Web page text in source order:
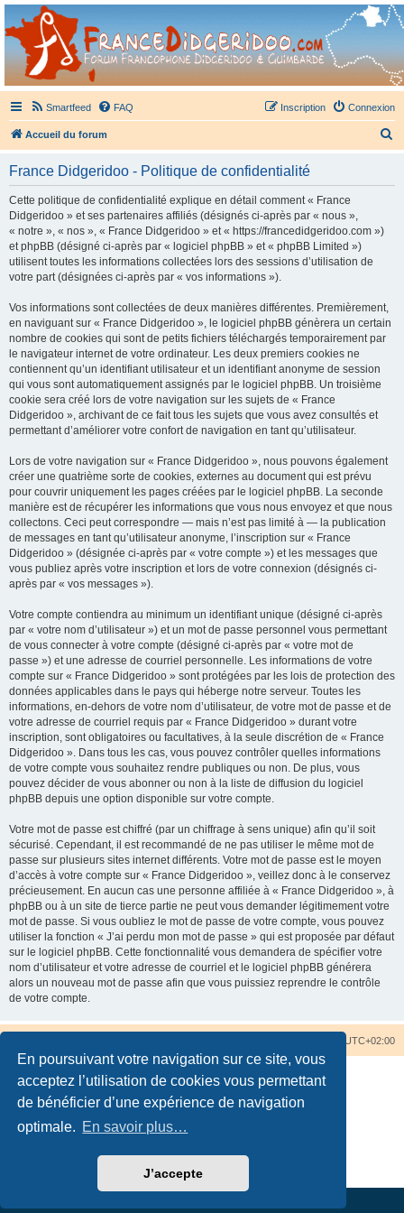
En poursuivant votre navigation sur ce site, vous
acceptez l’utilisation de cookies vous permettant
de bénéficier d’une expérience de navigation
optimale. En savoir plus…
J’accepte
France Didgeridoo
Didgeridoo et Guimbarde sur France Didgeridoo - retrouvez la communauté.
Smartfeed FAQ Connexion
Inscription
Accueil du forum
France Didgeridoo - Politique de confidentialité
Cette politique de confidentialité explique en détail comment « France
Didgeridoo » et ses partenaires affiliés (désignés ci-après par « nous »,
« notre », « nos », « France Didgeridoo » et « https://francedidgeridoo.com »)
et phpBB (désigné ci-après par « logiciel phpBB » et « phpBB Limited »)
utilisent toutes les informations collectées lors des sessions d’utilisation de
votre part (désignées ci-après par « vos informations »).
Vos informations sont collectées de deux manières différentes. Premièrement,
en naviguant sur « France Didgeridoo », le logiciel phpBB génèrera un certain
nombre de cookies qui sont de petits fichiers téléchargés temporairement par
le navigateur internet de votre ordinateur. Les deux premiers cookies ne
contiennent qu’un identifiant utilisateur et un identifiant anonyme de session
qui vous sont automatiquement assignés par le logiciel phpBB. Un troisième
cookie sera créé lors de votre navigation sur les sujets de « France
Didgeridoo », archivant de ce fait tous les sujets que vous avez consultés et
permettant d’améliorer votre confort de navigation en tant qu’utilisateur.
Lors de votre navigation sur « France Didgeridoo », nous pouvons également
créer une quatrième sorte de cookies, externes au document qui est prévu
pour couvrir uniquement les pages créées par le logiciel phpBB. La seconde
manière est de récupérer les informations que vous nous envoyez et que nous
collectons. Ceci peut correspondre — mais n’est pas limité à — la publication
de messages en tant qu’utilisateur anonyme, l’inscription sur « France
Didgeridoo » (désignée ci-après par « votre compte ») et les messages que
vous publiez après votre inscription et lors de votre connexion (désignés ci-
après par « vos messages »).
Votre compte contiendra au minimum un identifiant unique (désigné ci-après
par « votre nom d’utilisateur ») et un mot de passe personnel vous permettant
de vous connecter à votre compte (désigné ci-après par « votre mot de
passe ») et une adresse de courriel personnelle. Les informations de votre
compte sur « France Didgeridoo » sont protégées par les lois de protection des
données applicables dans le pays qui héberge notre serveur. Toutes les
informations, en-dehors de votre nom d’utilisateur, de votre mot de passe et de
votre adresse de courriel requis par « France Didgeridoo » durant votre
inscription, sont obligatoires ou facultatives, à la seule discrétion de « France
Didgeridoo ». Dans tous les cas, vous pouvez contrôler quelles informations
de votre compte vous souhaitez rendre publiques ou non. De plus, vous
pouvez décider de vous abonner ou non à la liste de diffusion du logiciel
phpBB depuis une option disponible sur votre compte.
Votre mot de passe est chiffré (par un chiffrage à sens unique) afin qu’il soit
sécurisé. Cependant, il est recommandé de ne pas utiliser le même mot de
passe sur plusieurs sites internet différents. Votre mot de passe est le moyen
d’accès à votre compte sur « France Didgeridoo », veillez donc à le conservez
précieusement. En aucun cas une personne affiliée à « France Didgeridoo », à
phpBB ou à un site de tierce partie ne peut vous demander légitimement votre
mot de passe. Si vous oubliez le mot de passe de votre compte, vous pouvez
utiliser la fonction « J’ai perdu mon mot de passe » qui est proposée par défaut
sur le logiciel phpBB. Cette fonctionnalité vous demandera de spécifier votre
nom d’utilisateur et votre adresse de courriel et le logiciel phpBB générera
alors un nouveau mot de passe afin que vous puissiez reprendre le contrôle
de votre compte.
UTC+02:00
Traduction française officielle©
Confidentialité